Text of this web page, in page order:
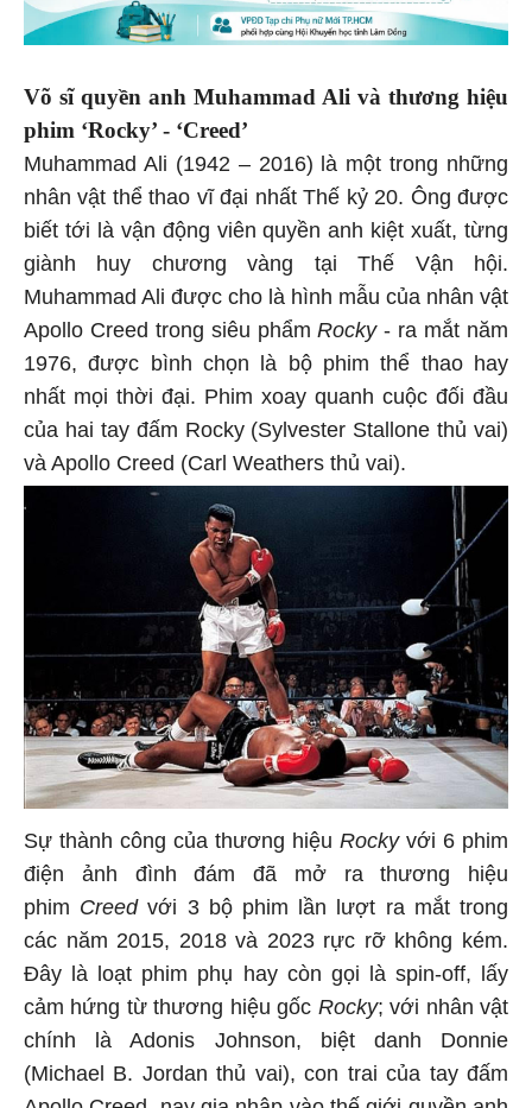
Võ sĩ quyền anh Muhammad Ali và thương hiệu
phim ‘Rocky’ - ‘Creed’
Muhammad Ali (1942 – 2016) là một trong những
nhân vật thể thao vĩ đại nhất Thế kỷ 20. Ông được
biết tới là vận động viên quyền anh kiệt xuất, từng
giành huy chương vàng tại Thế Vận hội.
Muhammad Ali được cho là hình mẫu của nhân vật
Apollo Creed trong siêu phẩm Rocky- ra mắt năm
1976, được bình chọn là bộ phim thể thao hay
nhất mọi thời đại. Phim xoay quanh cuộc đối đầu
của hai tay đấm Rocky (Sylvester Stallone thủ vai)
và Apollo Creed (Carl Weathers thủ vai).
Sự thành công của thương hiệu Rockyvới 6 phim
điện ảnh đình đám đã mở ra thương hiệu
phim Creedvới 3 bộ phim lần lượt ra mắt trong
các năm 2015, 2018 và 2023 rực rỡ không kém.
Đây là loạt phim phụ hay còn gọi là spin-off, lấy
cảm hứng từ thương hiệu gốc Rocky; với nhân vật
chính là Adonis Johnson, biệt danh Donnie
(Michael B. Jordan thủ vai), con trai của tay đấm
Apollo Creed, nay gia nhập vào thế giới quyền anh